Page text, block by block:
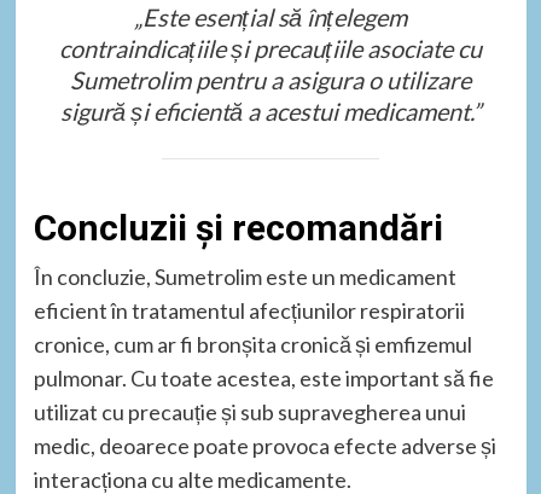
„Este esențial să înțelegem
contraindicațiile și precauțiile asociate cu
Sumetrolim pentru a asigura o utilizare
sigură și eficientă a acestui medicament.”
Concluzii și recomandări
În concluzie, Sumetrolim este un medicament
eficient în tratamentul afecțiunilor respiratorii
cronice, cum ar fi bronșita cronică și emfizemul
pulmonar. Cu toate acestea, este important să fie
utilizat cu precauție și sub supravegherea unui
medic, deoarece poate provoca efecte adverse și
interacționa cu alte medicamente.